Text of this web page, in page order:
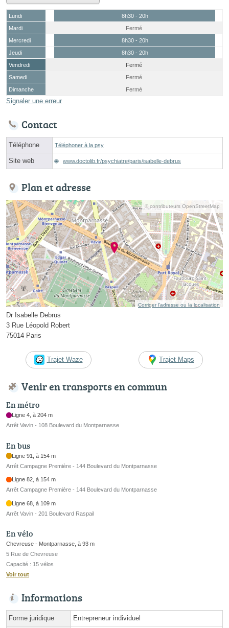
Lundi
8h30 - 20h
Mardi
Fermé
Mercredi
8h30 - 20h
Jeudi
8h30 - 20h
Vendredi
Fermé
Samedi
Fermé
Dimanche
Fermé
Signaler une erreur
Contact
Téléphone Téléphoner à la psy
Site web www.doctolib.fr/psychiatre/paris/isabelle-debrus
Plan et adresse
© contributeurs OpenStreetMap
Corriger l’adresse ou la localisation
Dr Isabelle Debrus
3 Rue Léopold Robert
75014 Paris
Trajet Waze Trajet Maps
Venir en transports en commun
En métro
Ligne 4, à 204 m
Arrêt Vavin - 108 Boulevard du Montparnasse
En bus
Ligne 91, à 154 m
Arrêt Campagne Première - 144 Boulevard du Montparnasse
Ligne 82, à 154 m
Arrêt Campagne Première - 144 Boulevard du Montparnasse
Ligne 68, à 109 m
Arrêt Vavin - 201 Boulevard Raspail
En vélo
Chevreuse - Montparnasse, à 93 m
5 Rue de Chevreuse
Capacité : 15 vélos
Voir tout
Informations
Forme juridique Entrepreneur individuel